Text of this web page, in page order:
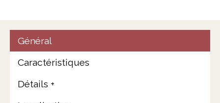
Général
Caractéristiques
Détails +